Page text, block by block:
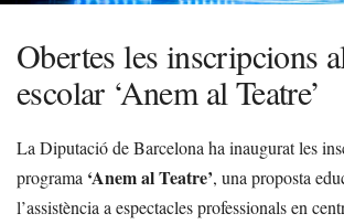
Obertes les inscripcions
escolar ‘Anem al Teatre’
La Diputació de Barcelona ha inaugurat les
programa ‘Anem al Teatre’, una proposta
l’assistència a espectacles professionals en